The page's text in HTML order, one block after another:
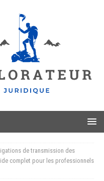
de transmission des
complet pour les professionnels